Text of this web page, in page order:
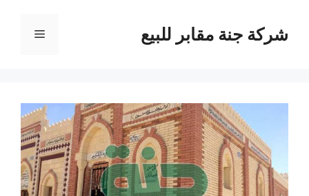
المحتوىشركة جنة مقابر للبيع القائمة